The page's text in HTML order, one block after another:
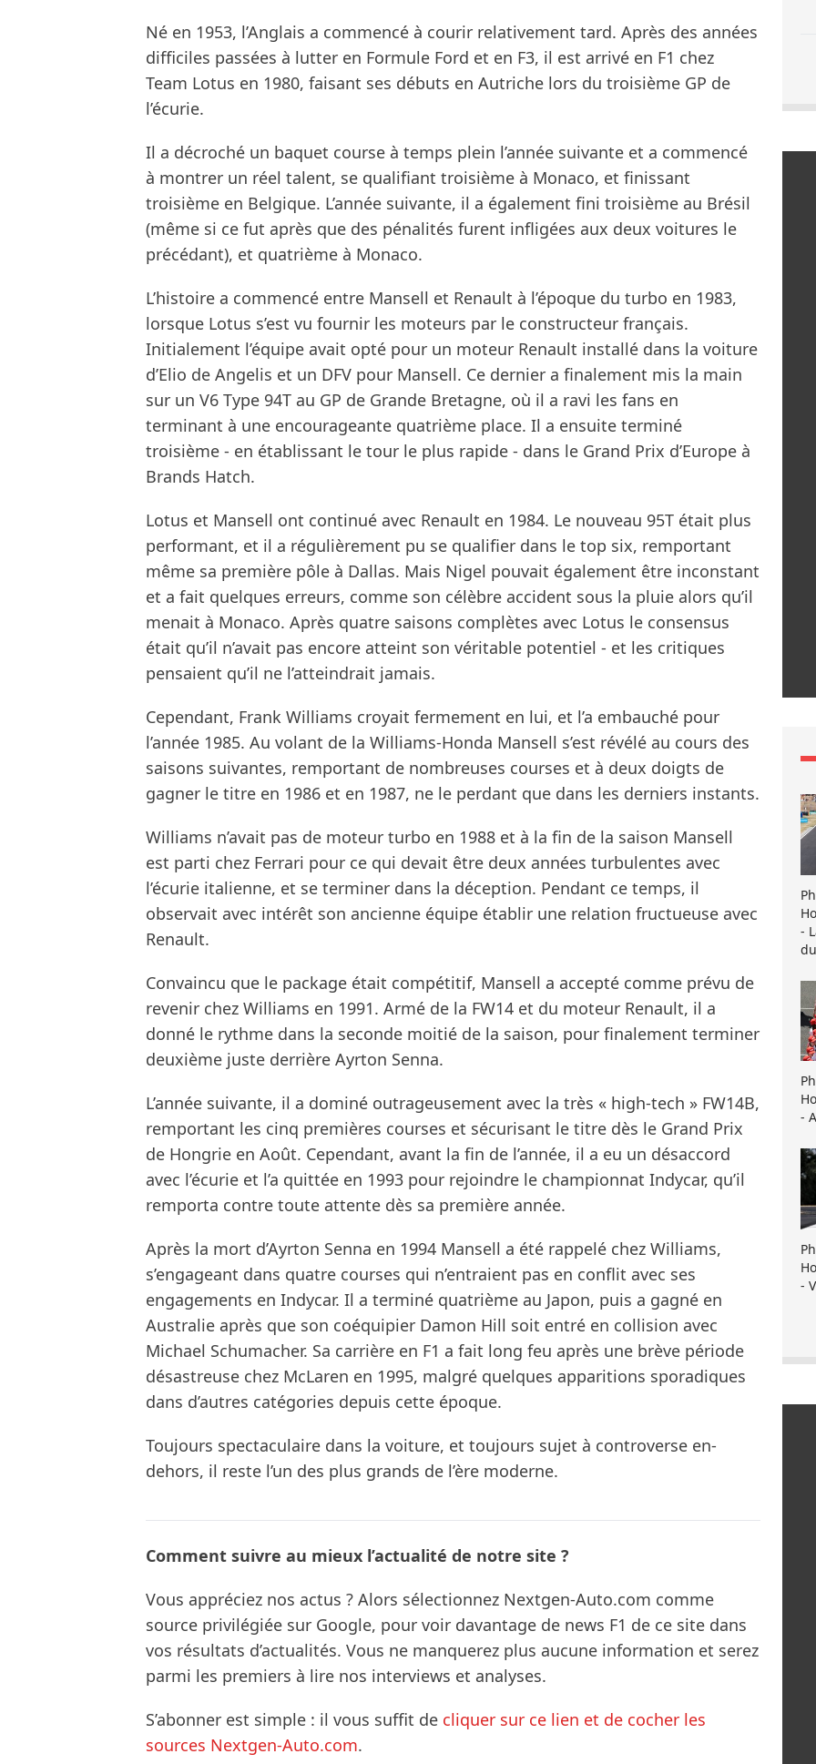
Né en 1953, l’Anglais a commencé à courir relativement tard. Après des années
difficiles passées à lutter en Formule Ford et en F3, il est arrivé en F1 chez
Team Lotus en 1980, faisant ses débuts en Autriche lors du troisième GP de
l’écurie.
Il a décroché un baquet course à temps plein l’année suivante et a commencé
à montrer un réel talent, se qualifiant troisième à Monaco, et finissant
troisième en Belgique. L’année suivante, il a également fini troisième au Brésil
(même si ce fut après que des pénalités furent infligées aux deux voitures le
précédant), et quatrième à Monaco.
L’histoire a commencé entre Mansell et Renault à l’époque du turbo en 1983,
lorsque Lotus s’est vu fournir les moteurs par le constructeur français.
Initialement l’équipe avait opté pour un moteur Renault installé dans la voiture
d’Elio de Angelis et un DFV pour Mansell. Ce dernier a finalement mis la main
sur un V6 Type 94T au GP de Grande Bretagne, où il a ravi les fans en
terminant à une encourageante quatrième place. Il a ensuite terminé
troisième - en établissant le tour le plus rapide - dans le Grand Prix d’Europe à
Brands Hatch.
Lotus et Mansell ont continué avec Renault en 1984. Le nouveau 95T était plus
performant, et il a régulièrement pu se qualifier dans le top six, remportant
même sa première pôle à Dallas. Mais Nigel pouvait également être inconstant
et a fait quelques erreurs, comme son célèbre accident sous la pluie alors qu’il
menait à Monaco. Après quatre saisons complètes avec Lotus le consensus
était qu’il n’avait pas encore atteint son véritable potentiel - et les critiques
pensaient qu’il ne l’atteindrait jamais.
Cependant, Frank Williams croyait fermement en lui, et l’a embauché pour
l’année 1985. Au volant de la Williams-Honda Mansell s’est révélé au cours des
saisons suivantes, remportant de nombreuses courses et à deux doigts de
gagner le titre en 1986 et en 1987, ne le perdant que dans les derniers instants.
Williams n’avait pas de moteur turbo en 1988 et à la fin de la saison Mansell
est parti chez Ferrari pour ce qui devait être deux années turbulentes avec
l’écurie italienne, et se terminer dans la déception. Pendant ce temps, il
observait avec intérêt son ancienne équipe établir une relation fructueuse avec
Renault.
Convaincu que le package était compétitif, Mansell a accepté comme prévu de
revenir chez Williams en 1991. Armé de la FW14 et du moteur Renault, il a
donné le rythme dans la seconde moitié de la saison, pour finalement terminer
deuxième juste derrière Ayrton Senna.
L’année suivante, il a dominé outrageusement avec la très « high-tech » FW14B,
remportant les cinq premières courses et sécurisant le titre dès le Grand Prix
de Hongrie en Août. Cependant, avant la fin de l’année, il a eu un désaccord
avec l’écurie et l’a quittée en 1993 pour rejoindre le championnat Indycar, qu’il
remporta contre toute attente dès sa première année.
Après la mort d’Ayrton Senna en 1994 Mansell a été rappelé chez Williams,
s’engageant dans quatre courses qui n’entraient pas en conflit avec ses
engagements en Indycar. Il a terminé quatrième au Japon, puis a gagné en
Australie après que son coéquipier Damon Hill soit entré en collision avec
Michael Schumacher. Sa carrière en F1 a fait long feu après une brève période
désastreuse chez McLaren en 1995, malgré quelques apparitions sporadiques
dans d’autres catégories depuis cette époque.
Toujours spectaculaire dans la voiture, et toujours sujet à controverse en-
dehors, il reste l’un des plus grands de l’ère moderne.
Comment suivre au mieux l’actualité de notre site ?
Vous appréciez nos actus ? Alors sélectionnez Nextgen-Auto.com comme
source privilégiée sur Google, pour voir davantage de news F1 de ce site dans
vos résultats d’actualités. Vous ne manquerez plus aucune information et serez
parmi les premiers à lire nos interviews et analyses.
S’abonner est simple : il vous suffit de cliquer sur ce lien et de cocher les
sources Nextgen-Auto.com.
-
-
-